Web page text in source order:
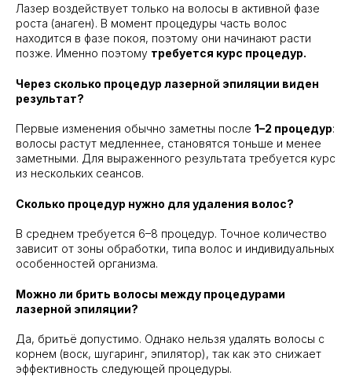
Лазер воздействует только на волосы в активной фазе
роста (анаген). В момент процедуры часть волос
находится в фазе покоя, поэтому они начинают расти
позже. Именно поэтому требуется курс процедур.
Через сколько процедур лазерной эпиляции виден
результат?
Первые изменения обычно заметны после 1–2 процедур:
волосы растут медленнее, становятся тоньше и менее
заметными. Для выраженного результата требуется курс
из нескольких сеансов.
Сколько процедур нужно для удаления волос?
В среднем требуется 6–8 процедур. Точное количество
зависит от зоны обработки, типа волос и индивидуальных
особенностей организма.
Можно ли брить волосы между процедурами
лазерной эпиляции?
Да, бритьё допустимо. Однако нельзя удалять волосы с
корнем (воск, шугаринг, эпилятор), так как это снижает
эффективность следующей процедуры.